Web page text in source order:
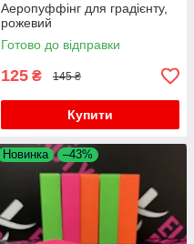
Аеропуффінг для градієнту,
рожевий
Готово до відправки
125 ₴ 145 ₴
Купити
Новинка –43%